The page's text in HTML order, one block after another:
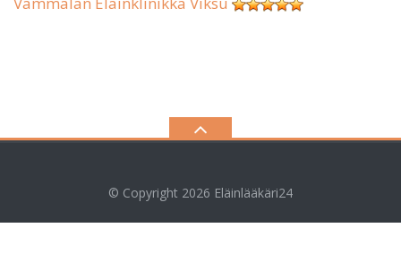
© Copyright 2026 Eläinlääkäri24